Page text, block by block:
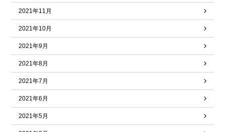
2021年11月
2021年10月
2021年9月
2021年8月
2021年7月
2021年6月
2021年5月